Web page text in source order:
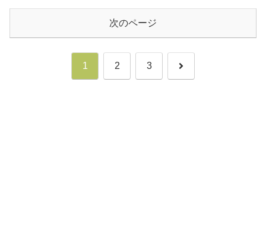
次のページ
1 2 3 次